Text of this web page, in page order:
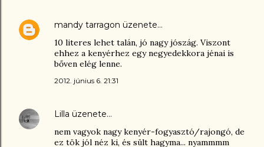
mandy tarragon üzenete…
10 literes lehet talán, jó nagy jószág. Viszont
ehhez a kenyérhez egy negyedekkora jénai is
bőven elég lenne.
2012. június 6. 21:31
Lilla üzenete…
nem vagyok nagy kenyér-fogyasztó/rajongó, de
ez tök jól néz ki, és sült hagyma... nyammmm